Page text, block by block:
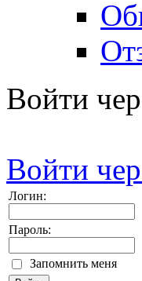
Войти
Войти
Логин:
Пароль:
Запомнить меня